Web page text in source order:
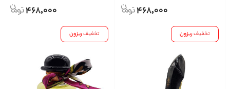
468,000
468,000
تخفیفریزون تخفیفریزون